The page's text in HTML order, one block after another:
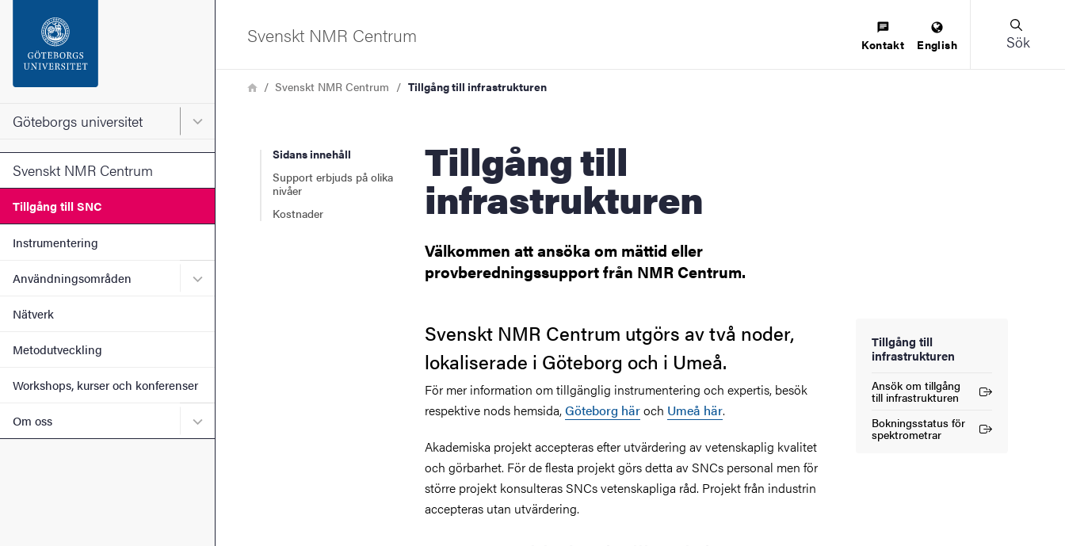
Sidfoten
Om webbplatsen
Göteborgs universitet Huvudmeny för Göteborgs universitet
Svenskt NMR Centrum
Tillgång till SNC
Instrumentering
Användningsområden Undermeny för Användningsområden
Nätverk
Metodutveckling
Workshops, kurser och konferenser
Om oss Undermeny för Om oss
Svenskt NMR Centrum Kontakt English Sök
LänkstigHemSvenskt NMR Centrum Tillgång till infrastrukturen
Sidans innehåll
Support erbjuds på olika
nivåer
Kostnader
Tillgång till
infrastrukturen
Välkommen att ansöka om mättid eller
provberedningssupport från NMR Centrum.
Svenskt NMR Centrum utgörs av två noder,
lokaliserade i Göteborg och i Umeå.
För mer information om tillgänglig instrumentering och expertis, besök
respektive nods hemsida,Göteborg häroch Umeå här.
Akademiska projekt accepteras efter utvärdering av vetenskaplig kvalitet
och görbarhet. För de flesta projekt görs detta av SNCs personal men för
större projekt konsulteras SNCs vetenskapliga råd. Projekt från industrin
accepteras utan utvärdering.
Tillgång till
infrastrukturen
Ansök om tillgång
till infrastrukturen
(Extern länk)
Bokningsstatus för
spektrometrar
(Extern länk)